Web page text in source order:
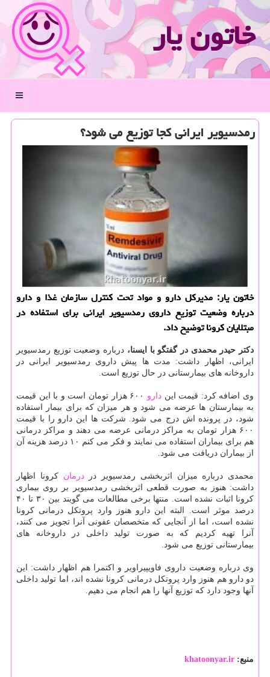
خاتون یار
منو
رمدسیویر ایرانی كجا توزیع می شود؟
خاتون یار: مدیركل دارو و مواد تحت كنترل سازمان غذا و دارو
درباره وضعیت توزیع داروی رمدسیویر ایرانی برای استفاده در
مبتلایان كرونا توضیح داد.
دکتر حیدر محمدی در گفتگو با ایسنا، درباره وضعیت توزیع رمدسیویر
ایرانی، اظهار داشت: مدت ها پیش داروی رمدسیویر ایرانی در
داروخانه های بیمارستانی در حال توزیع است.
وی اضافه کرد: قیمت ایندارو
۶۰۰ هزار تومان است و با این قیمت
به بیمارستان ها عرضه می شود و هر میزان که برای بیمار استفاده
شود، در پرونده اش درج می شود. شرکت ها این دارو را با قیمت
۶۰۰ هزار تومان به مراکز درمانی عرضه می دهند و مراکز درمانی
هم برای بیماران استفاده می نمایند و فکر می کنم ۱۰ درصد هزینه آن
از بیماران دریافت می شود.
محمدی درباره میزان اثربخشی رمدسیویر دردرمان کرونا اظهار
داشت: هنوز به صورت قطعی اثربخشی رمدسیویر بر روی بیماری
کرونا اثبات نشده است. منتها برخی مطالعات می گویند بین ۳۰ تا ۴۰
درصد موثر است. البته این دارو هنوز وارد پروتکل درمانی کرونا
نشده است، اما از آنجایی که متخصصان عفونی آنرا تجویز می کنند،
آنرا تهیه کردیم که به صورت تولید داخلی در داروخانه های
بیمارستانی توزیع می شود.
وی درباره وضعیت داروی فاویپیراویر و اکتمرا هم اظهار داشت: این
دو دارو هم هنوز وارد پروتکل درمانی کرونا نشده اند، اما تولید داخلی
آنها وجود دارد که توزیع آنها را هم انجام می دهیم.
منبع: khatoonyar.ir